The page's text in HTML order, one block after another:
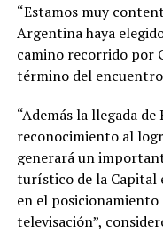
“Estamos muy
Argentina haya
camino recorrido por
término del
“Además la llegada
reconocimiento al
generará un
turístico de la Capital
en el
televisación”,